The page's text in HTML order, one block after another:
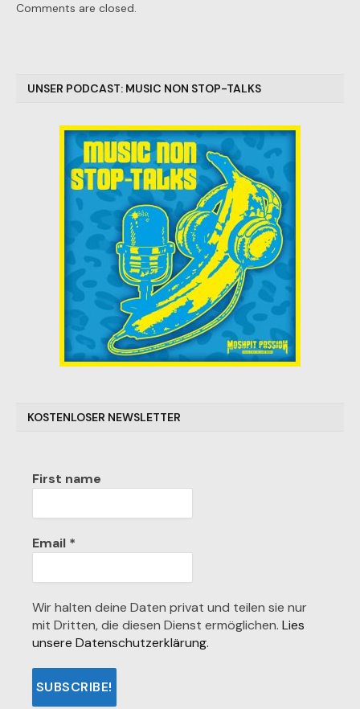
Comments are closed.
UNSER PODCAST: MUSIC NON STOP-TALKS
KOSTENLOSER NEWSLETTER
First name
Email *
Wir halten deine Daten privat und teilen sie nur
mit Dritten, die diesen Dienst ermöglichen. Lies
unsere Datenschutzerklärung.